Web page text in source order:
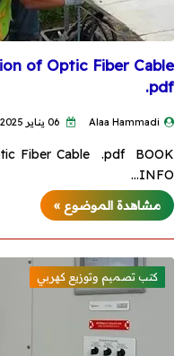
of Optic Fiber Cable
.pdf
Alaa Hammadi
Fiber Cable .pdf BOOK
INFO…
مشاهدة الموضوع »
كتب تصميم وتوزيع كهربي